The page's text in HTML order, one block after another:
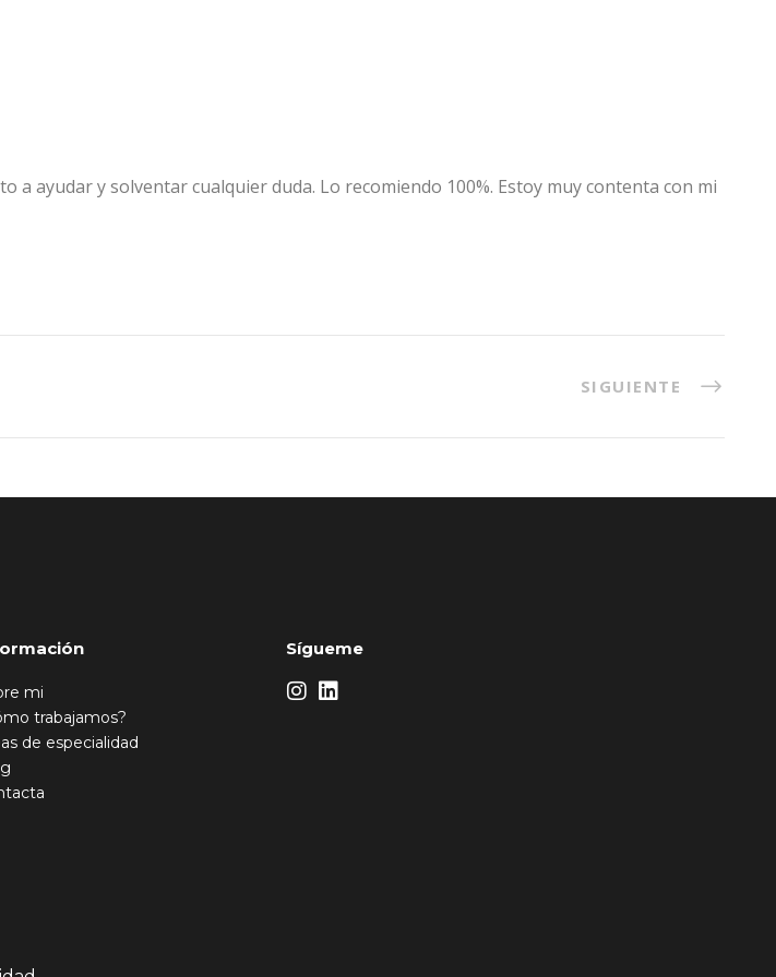
ayudar y solventar cualquier duda. Lo recomiendo 100%. Estoy muy contenta con mi
SIGUIENTE
mi
trabajamos?
de especialidad
Sígueme